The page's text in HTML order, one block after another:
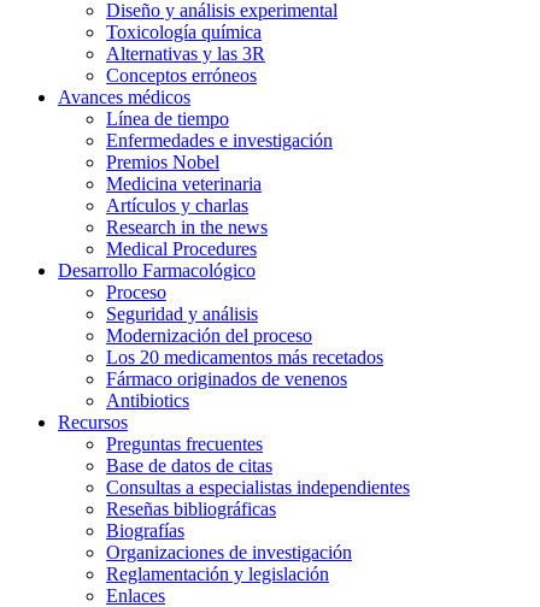
Diseño y análisis experimental
Toxicología química
Alternativas y las 3R
Conceptos erróneos
Avances médicos
Línea de tiempo
Enfermedades e investigación
Premios Nobel
Medicina veterinaria
Artículos y charlas
Research in the news
Medical Procedures
Desarrollo Farmacológico
Proceso
Seguridad y análisis
Modernización del proceso
Los 20 medicamentos más recetados
Fármaco originados de venenos
Antibiotics
Recursos
Preguntas frecuentes
Base de datos de citas
Consultas a especialistas independientes
Reseñas bibliográficas
Biografías
Organizaciones de investigación
Reglamentación y legislación
Enlaces